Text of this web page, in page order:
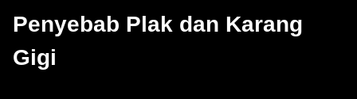
Penyebab Plak dan Karang
Gigi